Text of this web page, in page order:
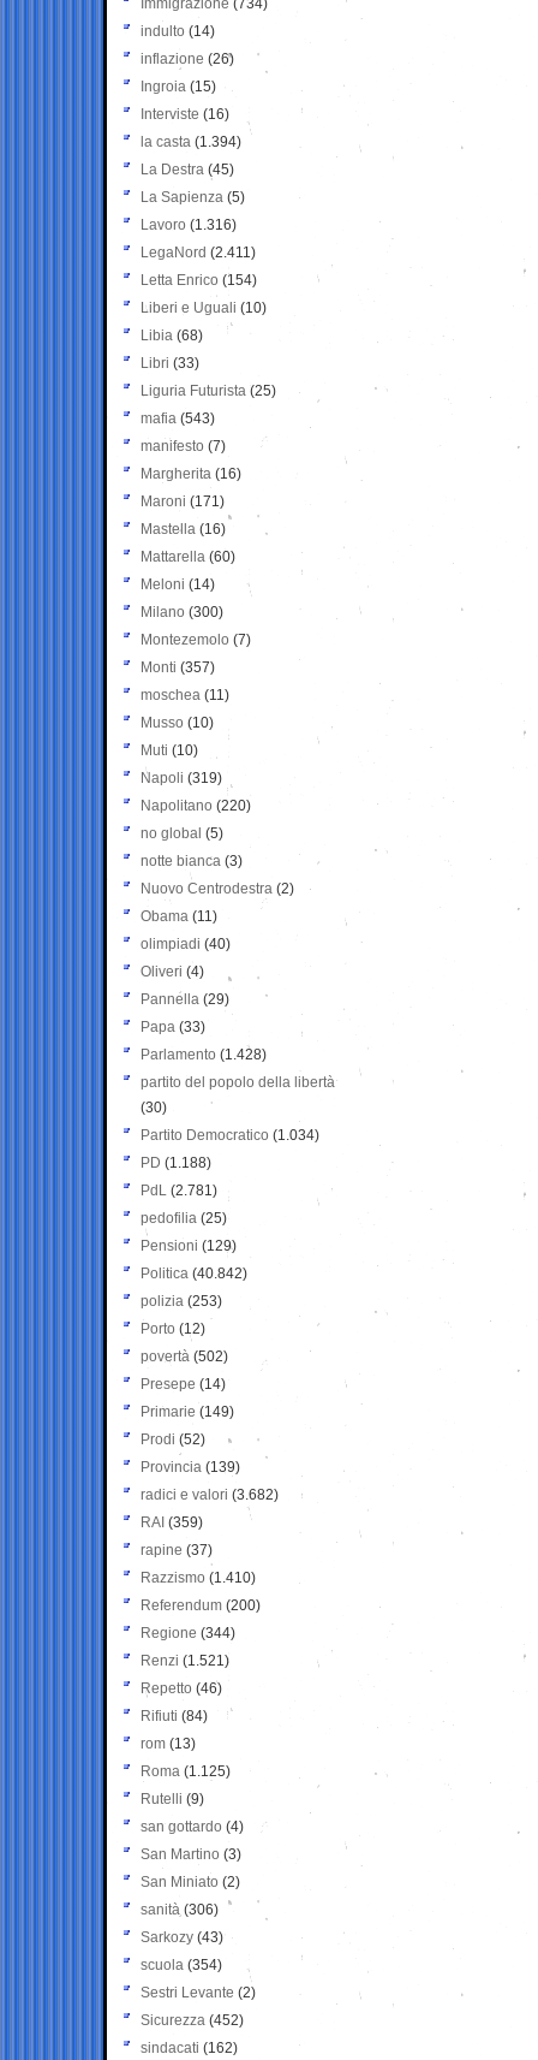
Immigrazione (734)
indulto (14)
inflazione (26)
Ingroia (15)
Interviste (16)
la casta (1.394)
La Destra (45)
La Sapienza (5)
Lavoro (1.316)
LegaNord (2.411)
Letta Enrico (154)
Liberi e Uguali (10)
Libia (68)
Libri (33)
Liguria Futurista (25)
mafia (543)
manifesto (7)
Margherita (16)
Maroni (171)
Mastella (16)
Mattarella (60)
Meloni (14)
Milano (300)
Montezemolo (7)
Monti (357)
moschea (11)
Musso (10)
Muti (10)
Napoli (319)
Napolitano (220)
no global (5)
notte bianca (3)
Nuovo Centrodestra (2)
Obama (11)
olimpiadi (40)
Oliveri (4)
Pannella (29)
Papa (33)
Parlamento (1.428)
partito del popolo della libertà
(30)
Partito Democratico (1.034)
PD (1.188)
PdL (2.781)
pedofilia (25)
Pensioni (129)
Politica (40.842)
polizia (253)
Porto (12)
povertà (502)
Presepe (14)
Primarie (149)
Prodi (52)
Provincia (139)
radici e valori (3.682)
RAI (359)
rapine (37)
Razzismo (1.410)
Referendum (200)
Regione (344)
Renzi (1.521)
Repetto (46)
Rifiuti (84)
rom (13)
Roma (1.125)
Rutelli (9)
san gottardo (4)
San Martino (3)
San Miniato (2)
sanità (306)
Sarkozy (43)
scuola (354)
Sestri Levante (2)
Sicurezza (452)
sindacati (162)